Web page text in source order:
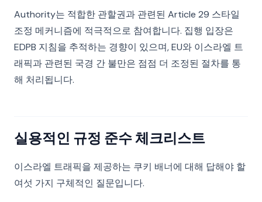
Authority는 적합한 관할권과 관련된 Article 29 스타일
조정 메커니즘에 적극적으로 참여합니다. 집행 입장은
EDPB 지침을 추적하는 경향이 있으며, EU와 이스라엘 트
래픽과 관련된 국경 간 불만은 점점 더 조정된 절차를 통
해 처리됩니다.
실용적인 규정 준수 체크리스트
이스라엘 트래픽을 제공하는 쿠키 배너에 대해 답해야 할
여섯 가지 구체적인 질문입니다.